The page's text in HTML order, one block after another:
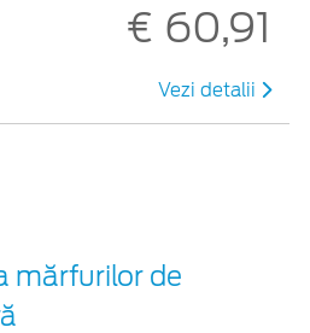
€ 60,91
Vezi detalii
mărfurilor de